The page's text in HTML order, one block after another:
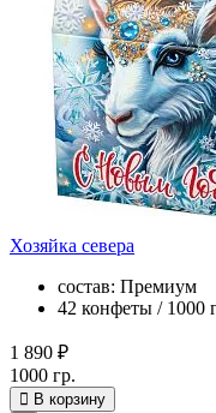
Хозяйка севера
состав: Премиум
42 конфеты / 1000
1 890 ₽
1000 гр.
В корзину